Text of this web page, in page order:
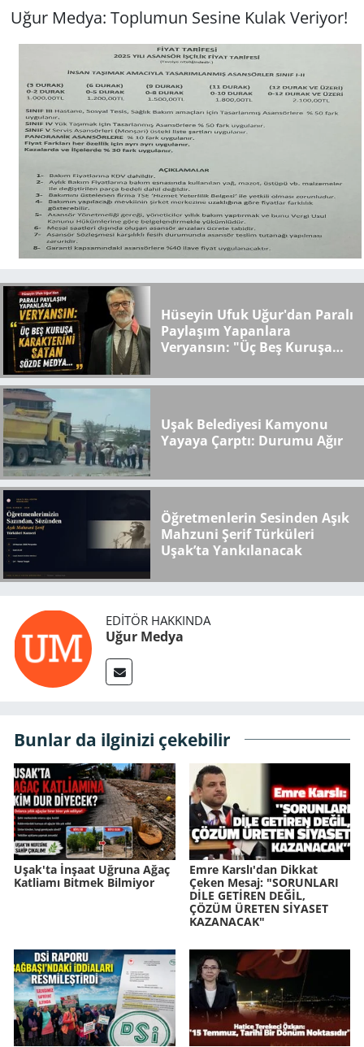
Uğur Medya: Toplumun Sesine Kulak Veriyor!
Hüseyin Ufuk Uğur'dan Paralı
Paylaşım Yapanlara
Veryansın: "Üç Beş Kuruşa
Medya..."
Uşak Belediyesi Kamyonu
Yayaya Çarptı: Durumu Ağır
Öğretmenlerin Sesinden Aşık
Mahzuni Şerif Türküleri
Uşak’ta Yankılanacak
EDITÖR HAKKINDA
Uğur Medya
Bunlar da ilginizi çekebilir
Uşak'ta İnşaat Uğruna Ağaç
Katliamı Bitmek Bilmiyor
Emre Karslı'dan Dikkat
Çeken Mesaj: "SORUNLARI
DİLE GETİREN DEĞİL,
ÇÖZÜM ÜRETEN SİYASET
KAZANACAK"